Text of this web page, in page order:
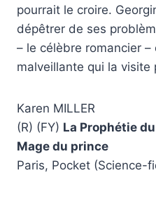
pourrait le croire.
dépêtrer de ses
– le célèbre romancier
malveillante qui la visite
Karen MILLER
(R) (FY) La Prophétie
Mage du prince
Paris, Pocket (Science-